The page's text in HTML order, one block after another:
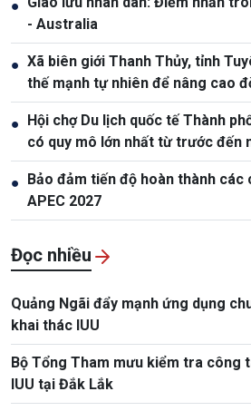
●
- Australia
● Xã biên giới Thanh Thủy, tỉnh
thế mạnh tự nhiên để nâng cao
● Hội chợ Du lịch quốc tế Thành
có quy mô lớn nhất từ trước đến
● Bảo đảm tiến độ hoàn thành
APEC 2027
Đọc nhiều
Quảng Ngãi đẩy mạnh ứng dụng
khai thác IUU
Bộ Tổng Tham mưu kiểm tra công
IUU tại Đắk Lắk